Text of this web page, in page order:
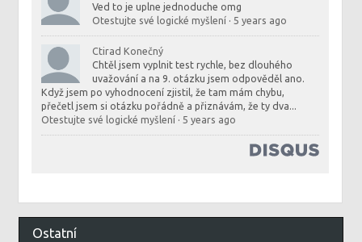
Ved to je uplne jednoduche omg
Otestujte své logické myšlení · 5 years ago
Ctirad Konečný
Chtěl jsem vyplnit test rychle, bez dlouhého
uvažování a na 9. otázku jsem odpověděl ano.
Když jsem po vyhodnocení zjistil, že tam mám chybu,
přečetl jsem si otázku pořádně a přiznávám, že ty dva...
Otestujte své logické myšlení · 5 years ago
Ostatní